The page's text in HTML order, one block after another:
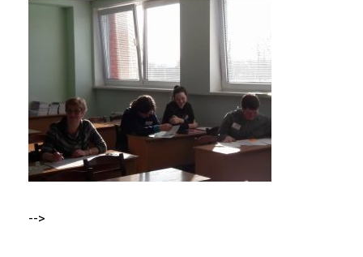
-->